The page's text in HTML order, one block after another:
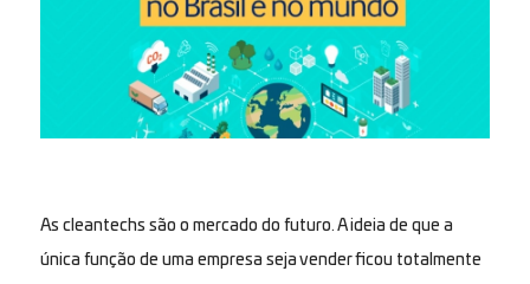
As cleantechs são o mercado do futuro. A ideia de que a
única função de uma empresa seja vender ficou totalmente